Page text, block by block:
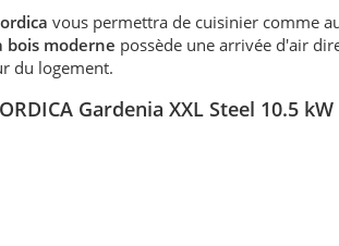
vous permettra de cuisinier comme
bois moderne possède une arrivée d'air
du logement.
Gardenia XXL Steel 10.5 kW